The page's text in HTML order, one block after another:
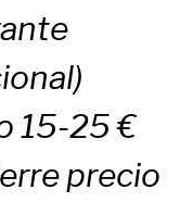
15-25 €
precio